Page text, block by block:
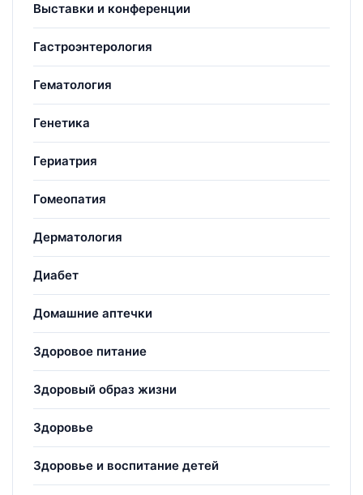
Выставки и конференции
Гастроэнтерология
Гематология
Генетика
Гериатрия
Гомеопатия
Дерматология
Диабет
Домашние аптечки
Здоровое питание
Здоровый образ жизни
Здоровье
Здоровье и воспитание детей